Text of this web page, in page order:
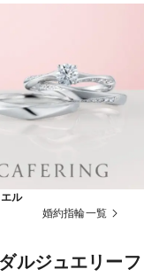
ル
婚約指輪一覧
ルジュエリーフ